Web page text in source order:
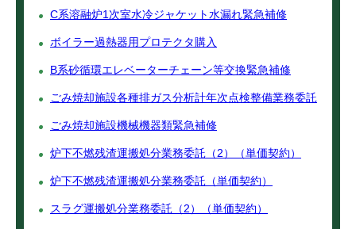
C系溶融炉1次室水冷ジャケット水漏れ緊急補修
ボイラー過熱器用プロテクタ購入
B系砂循環エレベーターチェーン等交換緊急補修
ごみ焼却施設各種排ガス分析計年次点検整備業務委託
ごみ焼却施設機械機器類緊急補修
炉下不燃残渣運搬処分業務委託（2）（単価契約）
炉下不燃残渣運搬処分業務委託（単価契約）
スラグ運搬処分業務委託（2）（単価契約）